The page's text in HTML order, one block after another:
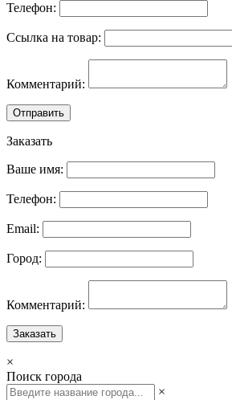
Телефон:
Ссылка на товар:
Комментарий:
Отправить
Заказать
Ваше имя:
Телефон:
Email:
Город:
Комментарий:
Заказать
×
Поиск города
×